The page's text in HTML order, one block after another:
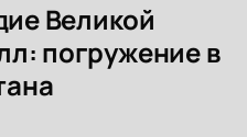
Великой
погружение в